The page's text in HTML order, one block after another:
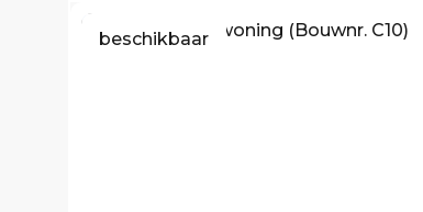
beschikbaar